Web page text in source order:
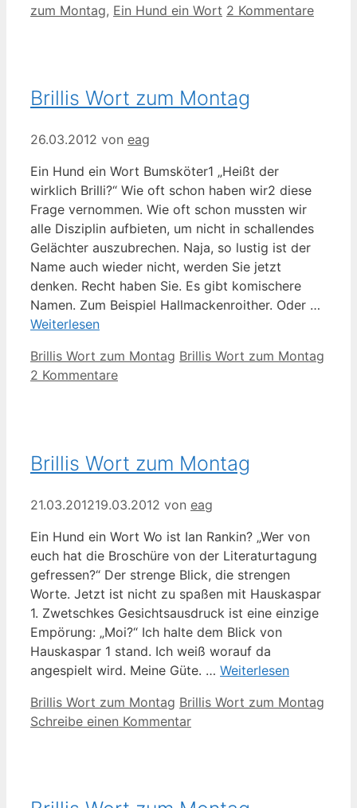
zum Montag, Ein Hund ein Wort 2 Kommentare
Brillis Wort zum Montag
26.03.2012 von eag
Ein Hund ein Wort Bumsköter1 „Heißt der
wirklich Brilli?“ Wie oft schon haben wir2 diese
Frage vernommen. Wie oft schon mussten wir
alle Disziplin aufbieten, um nicht in schallendes
Gelächter auszubrechen. Naja, so lustig ist der
Name auch wieder nicht, werden Sie jetzt
denken. Recht haben Sie. Es gibt komischere
Namen. Zum Beispiel Hallmackenroither. Oder …
Weiterlesen
Kategorien
Brillis Wort zum Montag Schlagwörter
Brillis Wort zum Montag
2 Kommentare
Brillis Wort zum Montag
21.03.201219.03.2012 von eag
Ein Hund ein Wort Wo ist Ian Rankin? „Wer von
euch hat die Broschüre von der Literaturtagung
gefressen?“ Der strenge Blick, die strengen
Worte. Jetzt ist nicht zu spaßen mit Hauskaspar
1. Zwetschkes Gesichtsausdruck ist eine einzige
Empörung: „Moi?“ Ich halte dem Blick von
Hauskaspar 1 stand. Ich weiß worauf da
angespielt wird. Meine Güte. … Weiterlesen
Kategorien
Brillis Wort zum Montag Schlagwörter
Brillis Wort zum Montag
Schreibe einen Kommentar